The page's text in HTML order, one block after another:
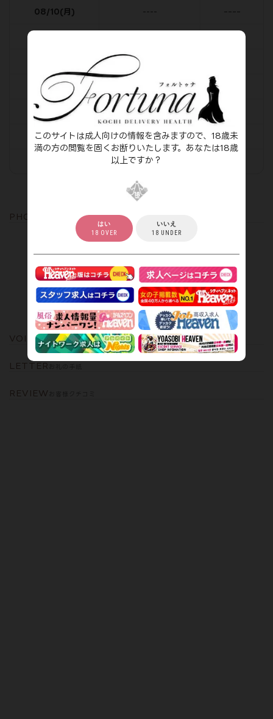
このサイトは成人向けの情報を含みますので、18歳未
満の方の閲覧を固くお断りいたします。あなたは18歳
以上ですか？
はい
18 OVER
いいえ
18 UNDER
08/10(月) ---- ----
08/13(木)
08/14(金) ----
08/15(土) ---- ----
----
これ以降の出勤予定はありません
PHOTO
VOICEつぶやき
LETTER
REVIEW